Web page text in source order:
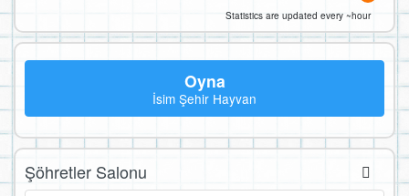
Statistics are updated every ~hour
Oyna
İsim Şehir Hayvan
Şöhretler Salonu